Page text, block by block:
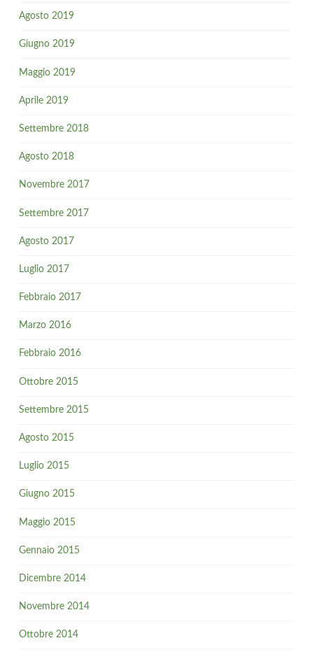
Agosto 2019
Giugno 2019
Maggio 2019
Aprile 2019
Settembre 2018
Agosto 2018
Novembre 2017
Settembre 2017
Agosto 2017
Luglio 2017
Febbraio 2017
Marzo 2016
Febbraio 2016
Ottobre 2015
Settembre 2015
Agosto 2015
Luglio 2015
Giugno 2015
Maggio 2015
Gennaio 2015
Dicembre 2014
Novembre 2014
Ottobre 2014